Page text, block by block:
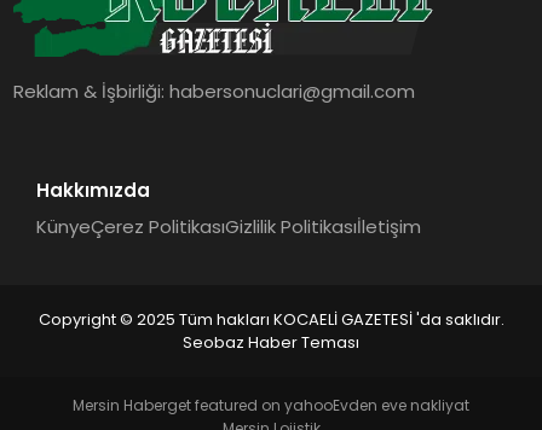
Reklam & İşbirliği:habersonuclari@gmail.com
Hakkımızda
KünyeÇerez PolitikasıGizlilik Politikasıİletişim
Copyright © 2025 Tüm hakları KOCAELİ GAZETESİ 'da saklıdır.
Seobaz Haber Teması
Mersin Haberget featured on yahooEvden eve nakliyat